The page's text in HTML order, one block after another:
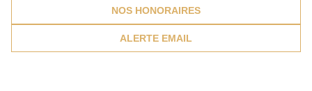
NOS HONORAIRES
ALERTE EMAIL